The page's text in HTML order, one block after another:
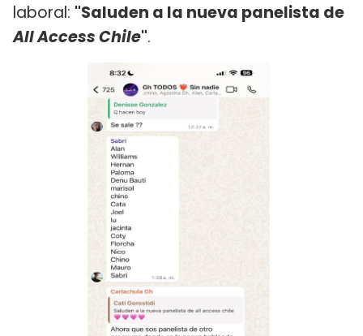
laboral: "Saluden a la nueva panelista de
All Access Chile".